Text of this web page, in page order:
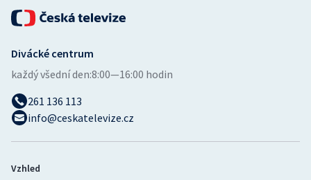
Ostatní
Divácké centrum
každý všední den:8:00—16:00 hodin
261 136 113
info@ceskatelevize.cz
Vzhled